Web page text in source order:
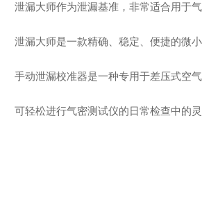
泄漏大师作为泄漏基准，非常适合用于
泄漏大师是一款精确、稳定、便捷的微
手动泄漏校准器是一种专用于差压式空
可轻松进行气密测试仪的日常检查中的